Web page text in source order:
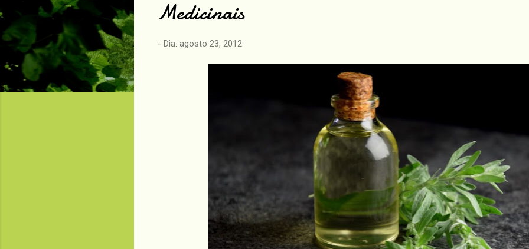
Medicinais
- Dia: agosto 23, 2012